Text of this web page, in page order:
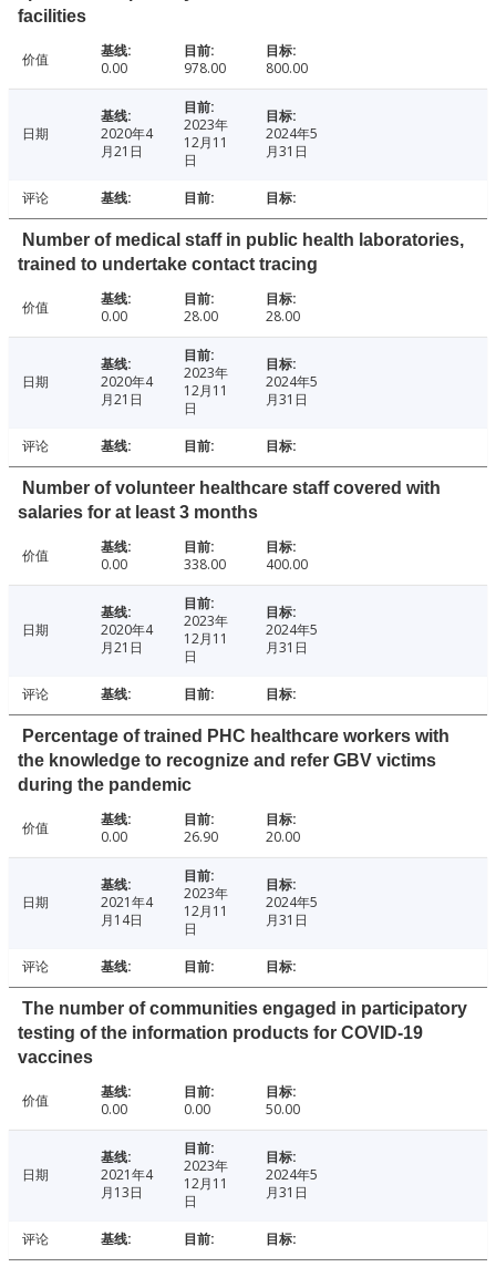
facilities
价值 0.00 978.00 800.00
日期
2020年4
月21日
2023年
12月11
日
2024年5
月31日
评论
Number of medical staff in public health laboratories,
trained to undertake contact tracing
价值 0.00 28.00 28.00
日期
2020年4
月21日
2023年
12月11
日
2024年5
月31日
评论
Number of volunteer healthcare staff covered with
salaries for at least 3 months
价值 0.00 338.00 400.00
日期
2020年4
月21日
2023年
12月11
日
2024年5
月31日
评论
Percentage of trained PHC healthcare workers with
the knowledge to recognize and refer GBV victims
during the pandemic
价值 0.00 26.90 20.00
日期
2021年4
月14日
2023年
12月11
日
2024年5
月31日
评论
The number of communities engaged in participatory
testing of the information products for COVID-19
vaccines
价值 0.00 0.00 50.00
日期
2021年4
月13日
2023年
12月11
日
2024年5
月31日
评论